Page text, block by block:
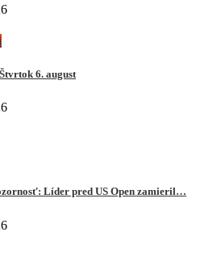
6. august
Líder pred US Open zamieril…